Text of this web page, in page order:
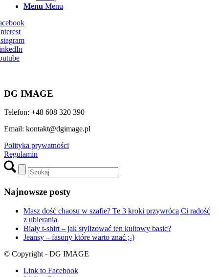
Menu Menu
DG IMAGE
Telefon: +48 608 320 390
Email: kontakt@dgimage.pl
Polityka prywatności
Regulamin
Najnowsze posty
Masz dość chaosu w szafie? Te 3 kroki przywrócą Ci radość
z ubierania
Biały t-shirt – jak stylizować ten kultowy basic?
Jeansy – fasony które warto znać ;-)
© Copyright - DG IMAGE
Link to Facebook